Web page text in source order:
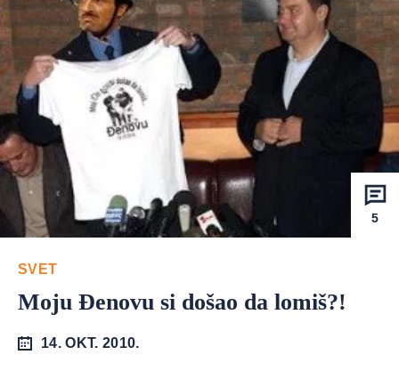
5
SVET
Moju Đenovu si došao da lomiš?!
14. OKT. 2010.